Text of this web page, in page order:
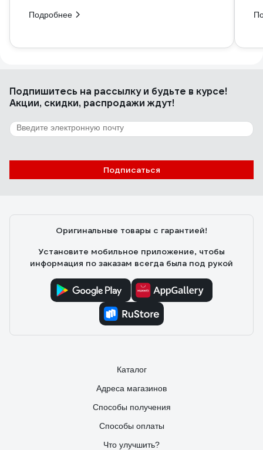
Подробнее
Подпишитесь на рассылкуи будьте в курсе!
Акции, скидки, распродажи ждут!
Подписаться
Оригинальные товары с гарантией!
Установите мобильное приложение, чтобы
информация по заказам всегда была под рукой
Каталог
Адреса магазинов
Способы получения
Способы оплаты
Что улучшить?